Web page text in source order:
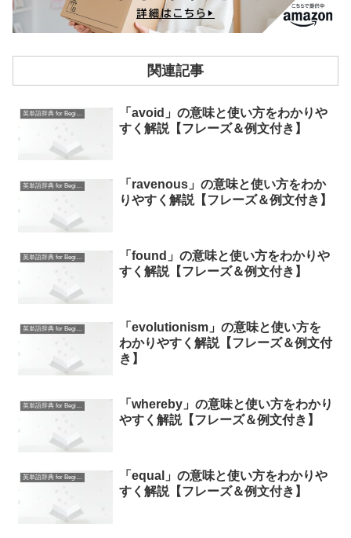
関連記事
英単語辞典 for Beginners
「avoid」の意味と使い方をわかりや
すく解説【フレーズ＆例文付き】
英単語辞典 for Beginners
「ravenous」の意味と使い方をわか
りやすく解説【フレーズ＆例文付き】
英単語辞典 for Beginners
「found」の意味と使い方をわかりや
すく解説【フレーズ＆例文付き】
英単語辞典 for Beginners
「evolutionism」の意味と使い方を
わかりやすく解説【フレーズ＆例文付
き】
英単語辞典 for Beginners
「whereby」の意味と使い方をわかり
やすく解説【フレーズ＆例文付き】
英単語辞典 for Beginners
「equal」の意味と使い方をわかりや
すく解説【フレーズ＆例文付き】